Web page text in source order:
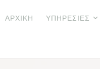
ΑΡΧΙΚΉ ΥΠΗΡΕΣΊΕΣ